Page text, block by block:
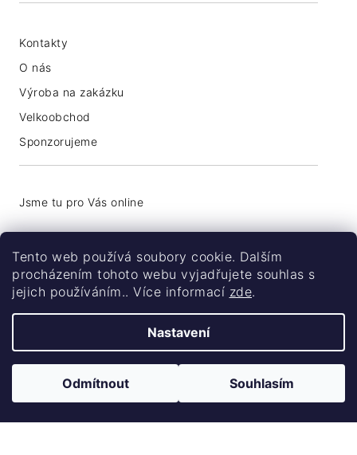
Tento web používá soubory cookie. Dalším
procházením tohoto webu vyjadřujete souhlas s
jejich používáním.. Více informací zde.
Nastavení
Odmítnout Souhlasím
Kontakty
O nás
Výroba na zakázku
Velkoobchod
Sponzorujeme
info@coolsocks.cz
Vytvořil Shoptet